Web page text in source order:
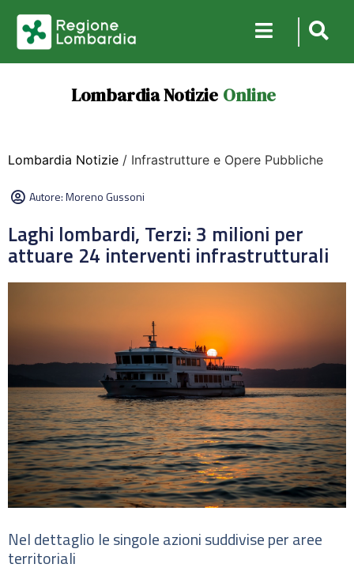
Lombardia Notizie Online
Lombardia Notizie / Infrastrutture e Opere Pubbliche
Autore:Moreno Gussoni
Laghi lombardi, Terzi: 3 milioni per
attuare 24 interventi infrastrutturali
Nel dettaglio le singole azioni suddivise per aree
territoriali